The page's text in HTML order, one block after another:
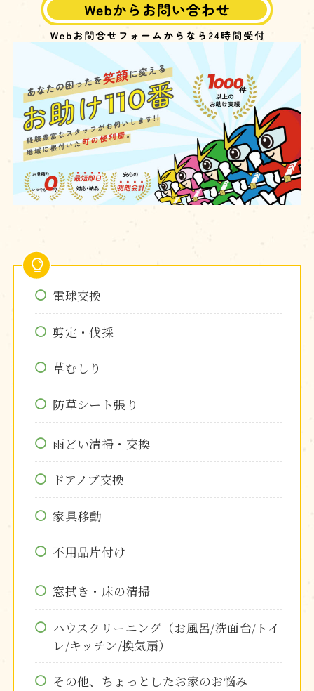
電球交換
剪定・伐採
草むしり
防草シート張り
雨どい清掃・交換
ドアノブ交換
家具移動
不用品片付け
窓拭き・床の清掃
ハウスクリーニング（お風呂/洗面台/トイ
レ/キッチン/換気扇）
その他、ちょっとしたお家のお悩み